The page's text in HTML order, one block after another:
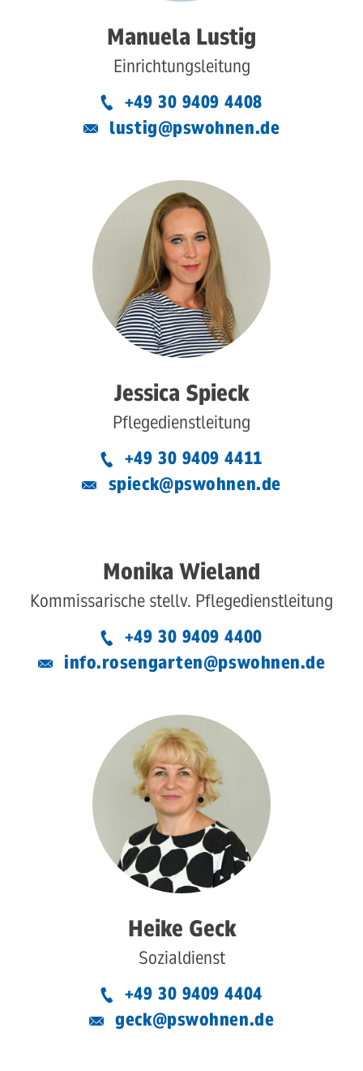
Manuela Lustig
Einrichtungsleitung
+49 30 9409 4408
lustig@pswohnen.de
Jessica Spieck
Pflegedienstleitung
+49 30 9409 4411
spieck@pswohnen.de
Monika Wieland
Kommissarische stellv. Pflegedienstleitung
+49 30 9409 4400
info.rosengarten@pswohnen.de
Heike Geck
Sozialdienst
+49 30 9409 4404
geck@pswohnen.de